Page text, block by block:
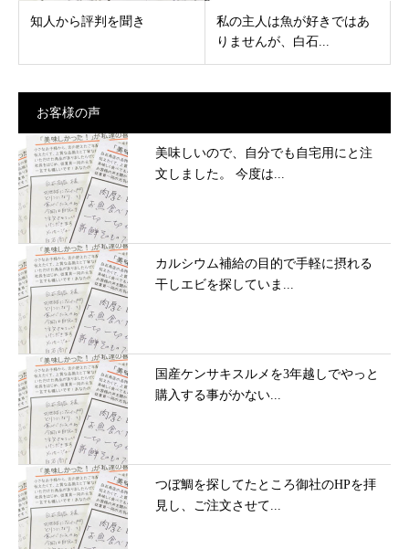
知人から評判を聞き
私の主人は魚が好きではあ
りませんが、白石...
お客様の声
美味しいので、自分でも自宅用にと注
文しました。 今度は...
カルシウム補給の目的で手軽に摂れる
干しエビを探していま...
国産ケンサキスルメを3年越しでやっと
購入する事がかない...
つぼ鯛を探してたところ御社のHPを拝
見し、ご注文させて...